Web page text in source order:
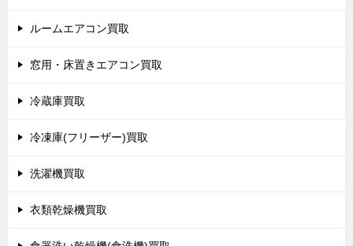
ルームエアコン買取
窓用・床置きエアコン買取
冷蔵庫買取
冷凍庫(フリーザー)買取
洗濯機買取
衣類乾燥機買取